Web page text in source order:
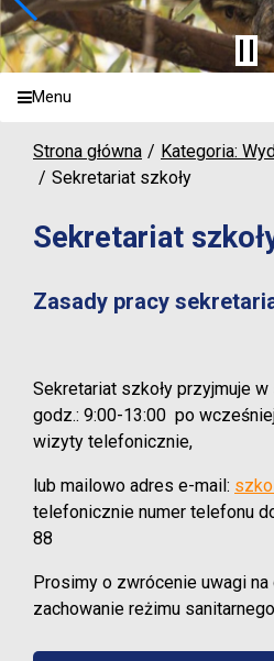
Menu
Strona główna
Kategoria:
Sekretariat szkoły
Sekretariat
Zasady pracy
Sekretariat szkoły przyjmuje
godz.: 9:00-13:00 po
wizyty telefonicznie,
lub mailowo adres e-mail:
telefonicznie numer telefonu
88
Prosimy o zwrócenie uwagi na
zachowanie reżimu